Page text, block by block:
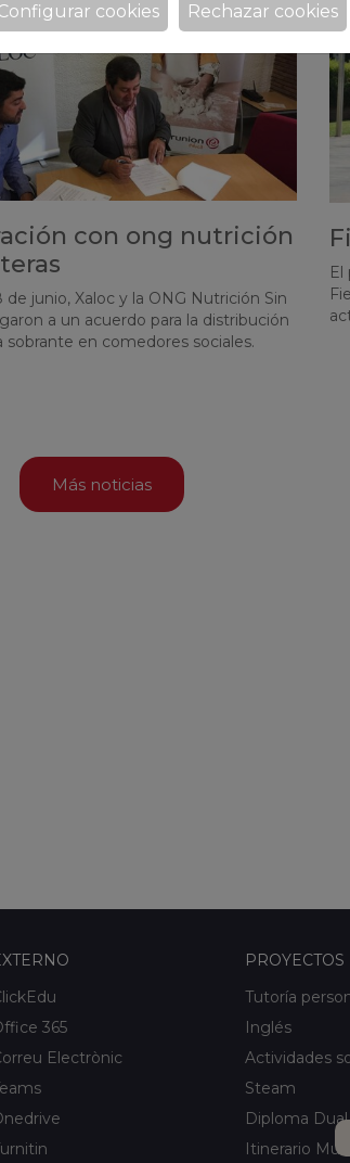
con ong nutrición
de junio, Xaloc y la ONG Nutrición Sin
a un acuerdo para la distribución
sobrante en comedores sociales.
El
Más noticias
365
Electrònic
PROYECTOS
Tutoría
Inglés
Actividades
Steam
Diploma Dual
Itinerario
Rechazar cookies
cookies